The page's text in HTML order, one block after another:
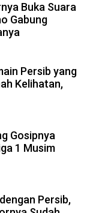
Buka Suara
Gabung
Persib yang
Kelihatan,
Gosipnya
1 Musim
Persib,